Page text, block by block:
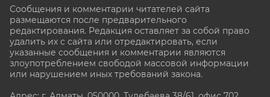
Сообщения и комментарии читателей сайта
размещаются после предварительного
редактирования. Редакция оставляет за собой право
удалить их с сайта или отредактировать, если
указанные сообщения и комментарии являются
злоупотреблением свободой массовой информации
или нарушением иных требований закона.